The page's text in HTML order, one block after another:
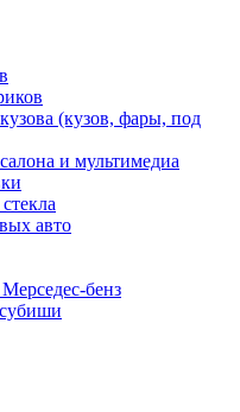
(кузов, фары, под
и мультимедиа
авто
бенз